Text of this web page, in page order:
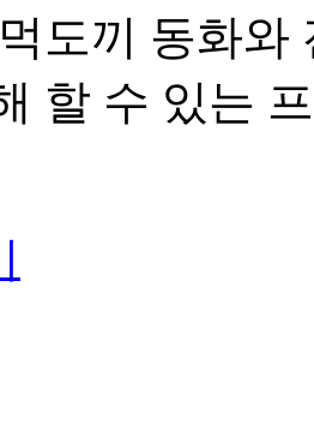
도끼 동화와
할 수 있는